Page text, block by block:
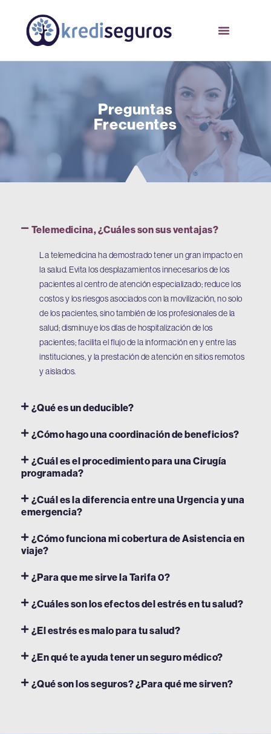
Preguntas
Frecuentes
Telemedicina, ¿Cuáles son sus ventajas?
La telemedicina ha demostrado tener un gran impacto en
la salud. Evita los desplazamientos innecesarios de los
pacientes al centro de atención especializado; reduce los
costos y los riesgos asociados con la movilización, no solo
de los pacientes, sino también de los profesionales de la
salud; disminuye los días de hospitalización de los
pacientes; facilita el flujo de la información en y entre las
instituciones, y la prestación de atención en sitios remotos
y aislados.
¿Qué es un deducible?
¿Cómo hago una coordinación de beneficios?
¿Cuál es el procedimiento para una Cirugía
programada?
¿Cuál es la diferencia entre una Urgencia y una
emergencia?
¿Cómo funciona mi cobertura de Asistencia en
viaje?
¿Para que me sirve la Tarifa 0?
¿Cuáles son los efectos del estrés en tu salud?
¿El estrés es malo para tu salud?
¿En qué te ayuda tener un seguro médico?
¿Qué son los seguros? ¿Para qué me sirven?